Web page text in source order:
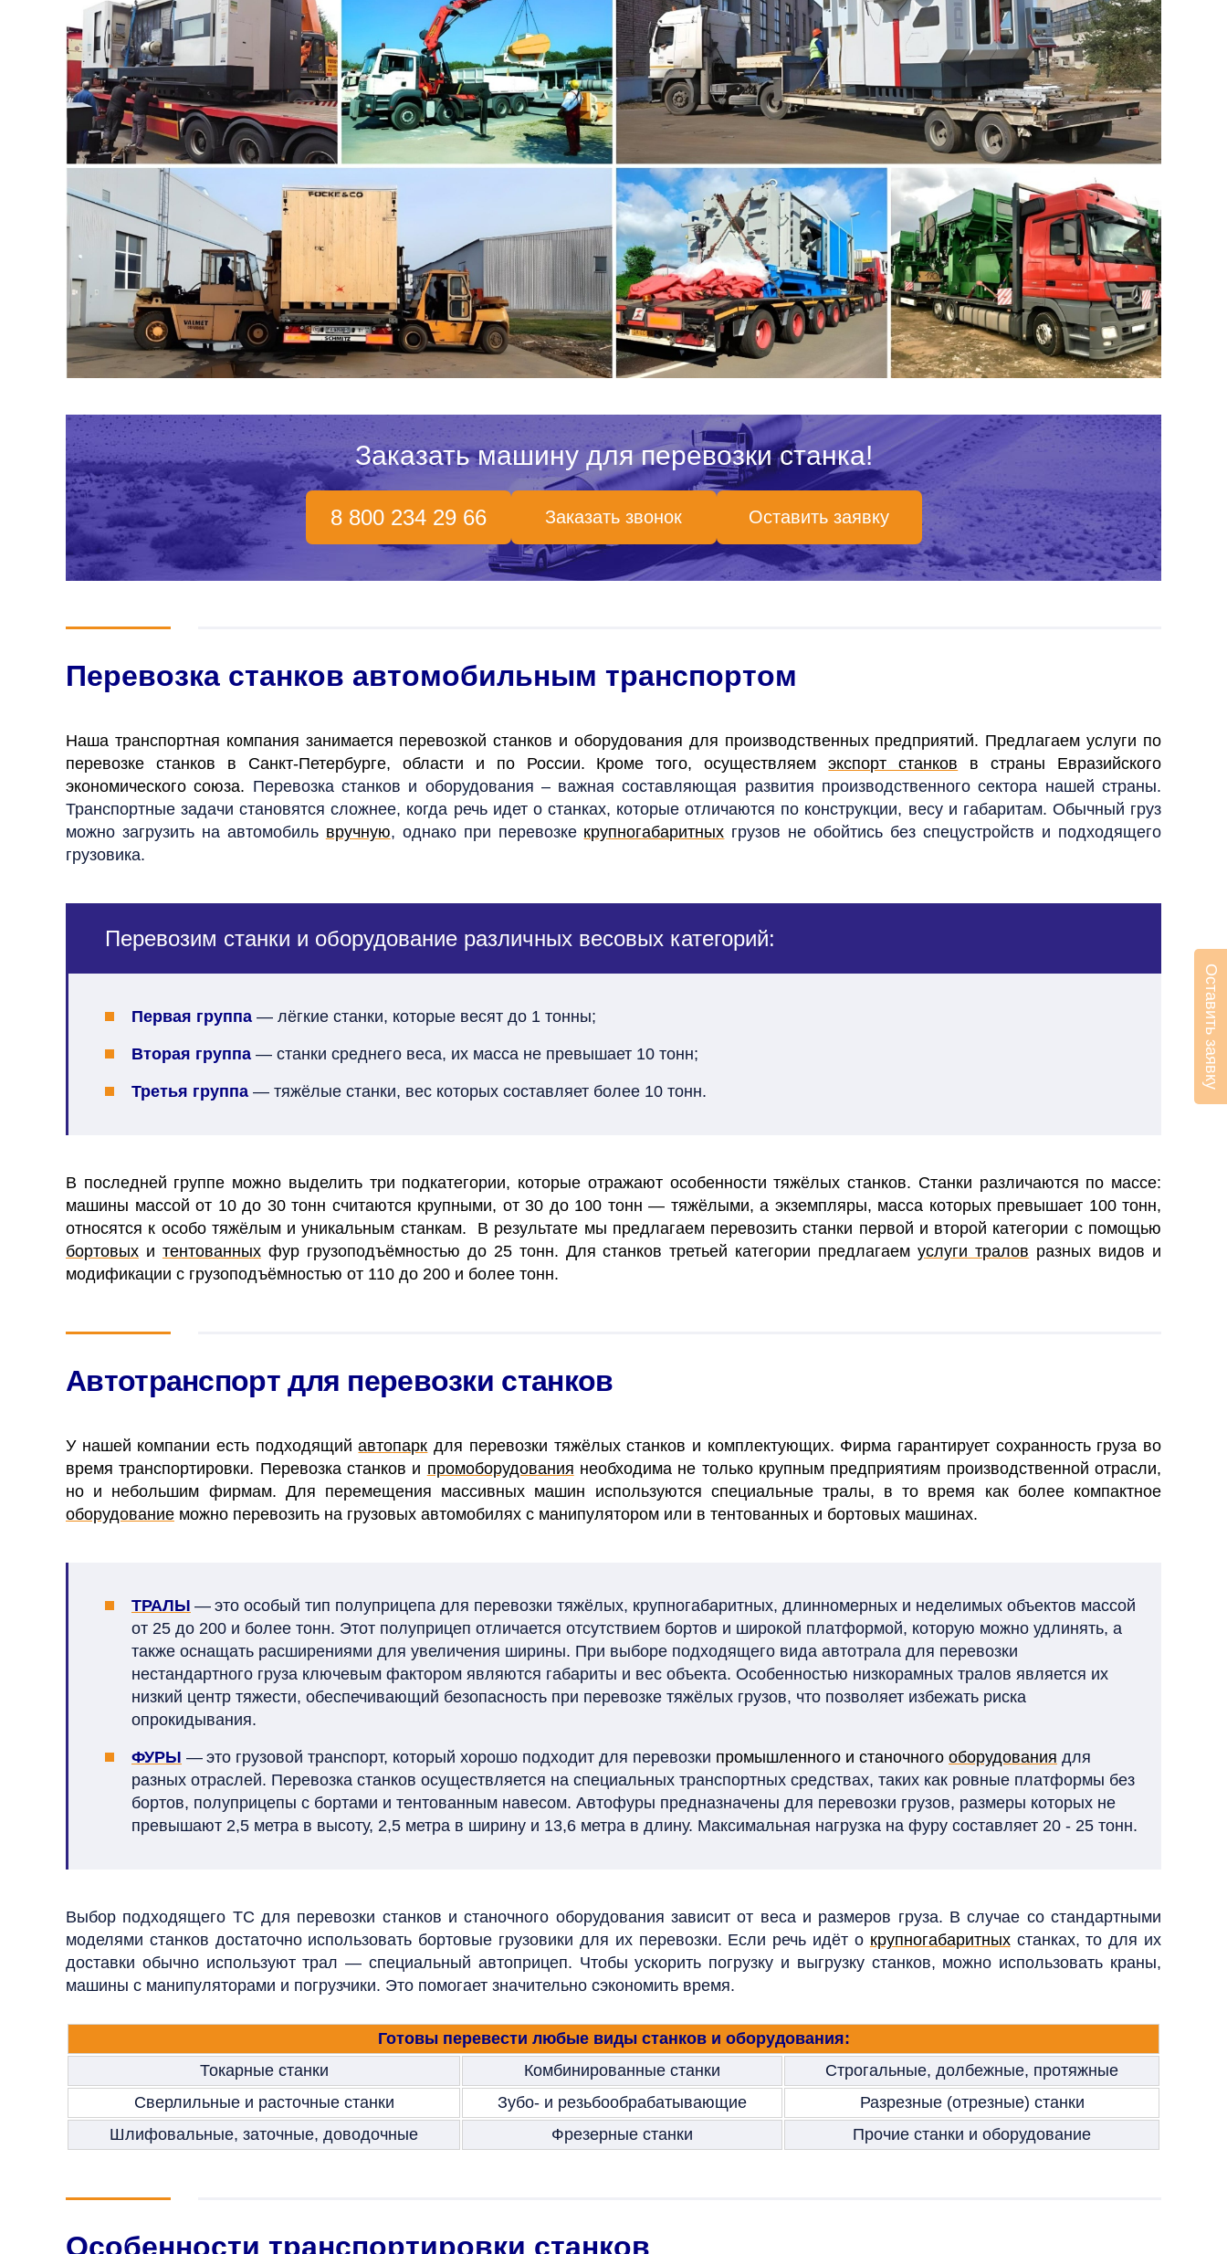
Заказать машину для перевозки станка!
8 800 234 29 66 Заказать звонок Оставить заявку
Перевозка станков автомобильным транспортом
Наша транспортная компания занимается перевозкой станков и оборудования для производственных предприятий. Предлагаем услуги по
перевозке станков в Санкт-Петербурге, области и по России. Кроме того, осуществляемэкспорт станков в страны Евразийского
экономического союза. Перевозка станков и оборудования – важная составляющая развития производственного сектора нашей страны.
Транспортные задачи становятся сложнее, когда речь идет о станках, которые отличаются по конструкции, весу и габаритам. Обычный груз
можно загрузить на автомобиль вручную, однако при перевозке крупногабаритных грузов не обойтись без спецустройств и подходящего
грузовика.
Перевозим станки и оборудование различных весовых категорий:
Первая группа — лёгкие станки, которые весят до 1 тонны;
Вторая группа — станки среднего веса, их масса не превышает 10 тонн;
Третья группа — тяжёлые станки, вес которых составляет более 10 тонн.
В последней группе можно выделить три подкатегории, которые отражают особенности тяжёлых станков. Станки различаются по массе:
машины массой от 10 до 30 тонн считаются крупными, от 30 до 100 тонн — тяжёлыми, а экземпляры, масса которых превышает 100 тонн,
относятся к особо тяжёлым и уникальным станкам. В результате мы предлагаем перевозить станки первой и второй категории с помощью
бортовых и тентованныхфур грузоподъёмностью до 25 тонн. Для станков третьей категории предлагаемуслуги тралов разных видов и
модификации с грузоподъёмностью от 110 до 200 и более тонн.
Автотранспорт для перевозки станков
У нашей компании есть подходящийавтопарк для перевозки тяжёлых станков и комплектующих. Фирма гарантирует сохранность груза во
время транспортировки. Перевозка станков и промоборудования необходима не только крупным предприятиям производственной отрасли,
но и небольшим фирмам. Для перемещения массивных машин используются специальные тралы, в то время как более компактное
оборудование можно перевозить на грузовых автомобилях с манипулятором или в тентованных и бортовых машинах.
ТРАЛЫ — это особый тип полуприцепа для перевозки тяжёлых, крупногабаритных, длинномерных и неделимых объектов массой
от 25 до 200 и более тонн. Этот полуприцеп отличается отсутствием бортов и широкой платформой, которую можно удлинять, а
также оснащать расширениями для увеличения ширины. При выборе подходящего вида автотрала для перевозки
нестандартного груза ключевым фактором являются габариты и вес объекта. Особенностью низкорамных тралов является их
низкий центр тяжести, обеспечивающий безопасность при перевозке тяжёлых грузов, что позволяет избежать риска
опрокидывания.
ФУРЫ — это грузовой транспорт, который хорошо подходит для перевозки промышленного и станочного оборудования для
разных отраслей. Перевозка станков осуществляется на специальных транспортных средствах, таких как ровные платформы без
бортов, полуприцепы с бортами и тентованным навесом. Автофуры предназначены для перевозки грузов, размеры которых не
превышают 2,5 метра в высоту, 2,5 метра в ширину и 13,6 метра в длину. Максимальная нагрузка на фуру составляет 20 - 25 тонн.
Выбор подходящего ТС для перевозки станков и станочного оборудования зависит от веса и размеров груза. В случае со стандартными
моделями станков достаточно использовать бортовые грузовики для их перевозки. Если речь идёт о крупногабаритныхстанках, то для их
доставки обычно используют трал — специальный автоприцеп. Чтобы ускорить погрузку и выгрузку станков, можно использовать краны,
машины с манипуляторами и погрузчики. Это помогает значительно сэкономить время.
Готовы перевести любые виды станков и оборудования:
Токарные станки
Комбинированные станки
Строгальные, долбежные, протяжные
Сверлильные и расточные станки
Зубо- и резьбообрабатывающие
Разрезные (отрезные) станки
Шлифовальные, заточные, доводочные
Фрезерные станки Прочие станки и оборудование
Особенности транспортировки станков
Оставить заявку